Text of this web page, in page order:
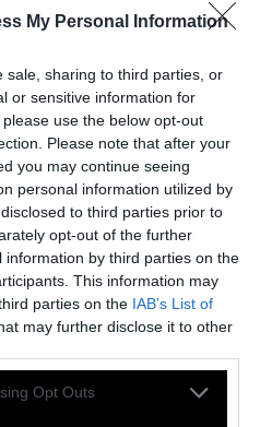
My Personal Information
sale, sharing to third parties, or
or sensitive information for
use the below opt-out
Please note that after your
you may continue seeing
personal information utilized by
to third parties prior to
opt-out of the further
by third parties on the
This information may
parties on the IAB’s List of
may further disclose it to other
Opt Outs
1 κουτί γάλα
σαντιγί, 400 γρ.
100 ml νερό, 30 ml
λεμονιού.